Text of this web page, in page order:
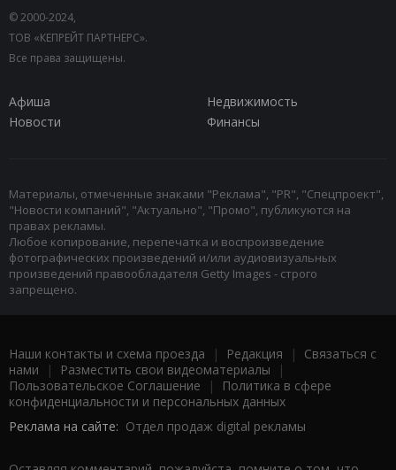
© 2000-2024,
ТОВ «КЕПРЕЙТ ПАРТНЕРС».
Все права защищены.
Афиша
Недвижимость
Новости
Финансы
Материалы, отмеченные знаками "Реклама", "PR", "Спецпроект",
"Новости компаний", "Актуально", "Промо", публикуются на
правах рекламы.
Любое копирование, перепечатка и воспроизведение
фотографических произведений и/или аудиовизуальных
произведений правообладателя Getty Images - строго
запрещено.
Наши контакты и схема проезда | Редакция | Связаться с
нами | Разместить свои видеоматериалы |
Пользовательское Соглашение |
Политика в сфере
конфиденциальности и персональных данных
Реклама на сайте: Отдел продаж digital рекламы